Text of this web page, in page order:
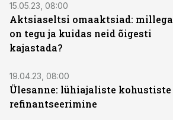
15.05.23, 08:00
Aktsiaseltsi omaaktsiad: millega
on tegu ja kuidas neid õigesti
kajastada?
19.04.23, 08:00
Ülesanne: lühiajaliste kohustiste
refinantseerimine